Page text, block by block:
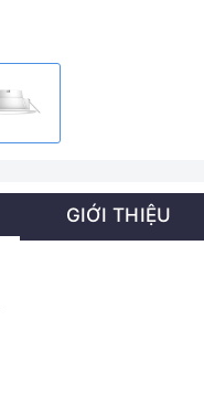
GIỚI THIỆU